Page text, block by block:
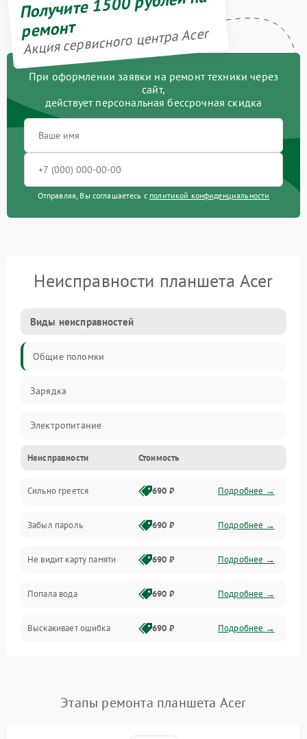
ремонт
Акция сервисного центра Acer
При оформлении заявки на ремонт техники через
сайт,
действует персональная бессрочная скидка
Отправляя, Вы соглашаетесь с политикой конфиденциальности
Неисправности планшета Acer
Виды неисправностей
Общие поломки
Зарядка
Электропитание
Экран и изображение
Дисплей
Экран (дисплей)
Связь
Разговор (микрофон, динамик)
Перегрев и нестабильная работа
Сеть и интернет
Неисправности Стоимость
Сильно греется 690 ₽ Подробнее →
Забыл пароль 690 ₽ Подробнее →
Не видит карту памяти 690 ₽ Подробнее →
Попала вода 690 ₽ Подробнее →
Выскакивает ошибка 690 ₽ Подробнее →
Этапы ремонта планшета Acer